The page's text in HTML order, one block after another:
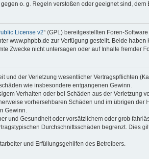
o. g. Regeln verstoßen oder geeignet sind,
License v2“ (GPL) bereitgestellten Foren-
www.phpbb.de zur Verfügung gestellt. Beide
Zwecke nicht untersagen oder auf Inhalte fremder
und der Verletzung wesentlicher Vertragspflichten
wie insbesondere entgangenen Gewinn.
Verhalten oder bei Schäden aus der Verletzung
vorhersehbaren Schäden und im übrigen der
Gewinn.
und Gesundheit oder vorsätzlichem oder grob
Durchschnittsschäden begrenzt. Dies
und Erfüllungsgehilfen des Betreibers.